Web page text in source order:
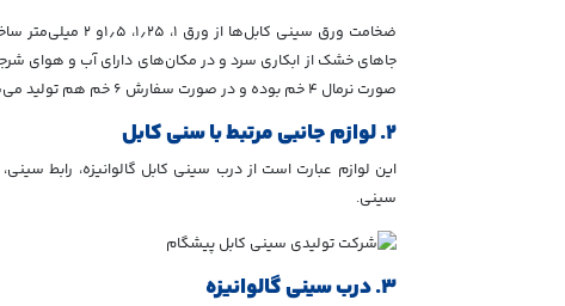
ضخامت ورق سینی
جاهای خشک از ابکاری سرد و در مکان‌های دارای آب و هوای
صورت نرمال ۴ خم بوده و در صورت سفارش ۶ خم هم تولید می‌شود.
۲. لوازم جانبی مرتبط با سنی کابل
این لوازم عبارت است از درب سینی کابل گالوانیزه، رابط
سینی.
۳. درب سینی گالوانیزه